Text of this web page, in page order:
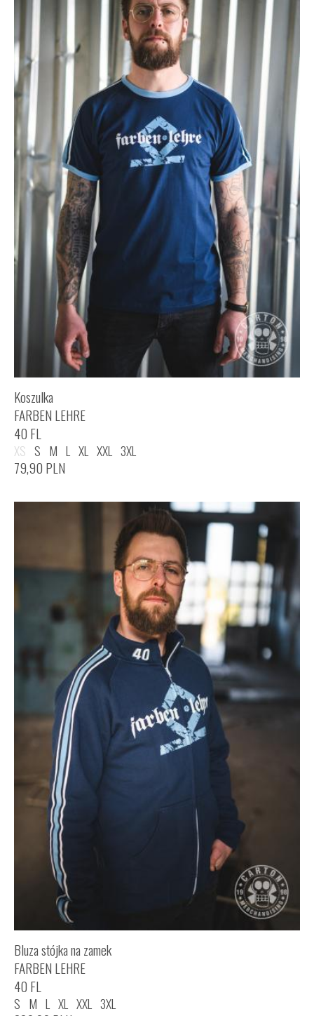
Koszulka
FARBEN LEHRE
40 FL
XS S M L XL XXL 3XL
79,90 PLN
Bluza stójka na zamek
FARBEN LEHRE
40 FL
S M L XL XXL 3XL